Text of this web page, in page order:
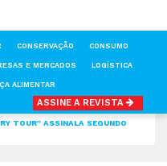
CONSERVAÇÃO CONSUMO
E MERCADOS LOGÍSTICA
ALIMENTAR
ASSINE A REVISTA
TOUR” ASSINALA SEGUNDO